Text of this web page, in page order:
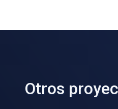
Otros